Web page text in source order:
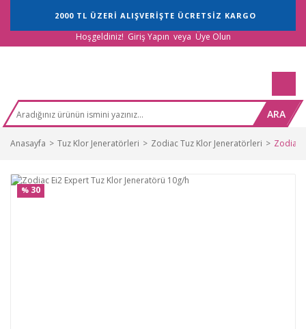
2000 TL ÜZERİ ALIŞVERİŞTE ÜCRETSİZ KARGO
Hoşgeldiniz! Giriş Yapın veya Üye Olun
ARA
Anasayfa Tuz Klor Jeneratörleri Zodiac Tuz Klor Jeneratörleri Zodiac
% 30